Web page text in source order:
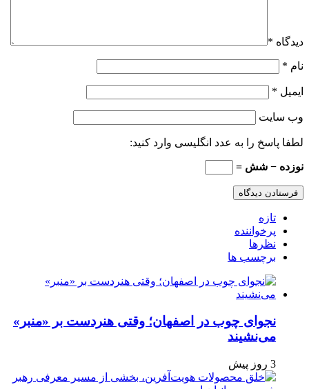
دیدگاه *
نام *
ایمیل *
وب‌ سایت
لطفا پاسخ را به عدد انگلیسی وارد کنید:
نوزده − شش =
تازه
پرخواننده
نظرها
برچسب ها
نجوای چوب در اصفهان؛ وقتی هنردست بر «منبر»
می‌نشیند
3 روز پیش